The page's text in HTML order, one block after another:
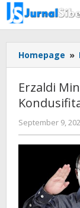
Skip
to
content
Homepage »
Erzaldi
September 9,